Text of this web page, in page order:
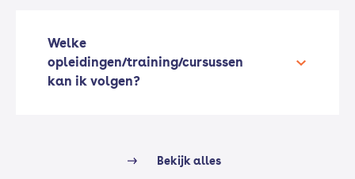
Welke
opleidingen/training/cursussen
kan ik volgen?
Bekijk alles